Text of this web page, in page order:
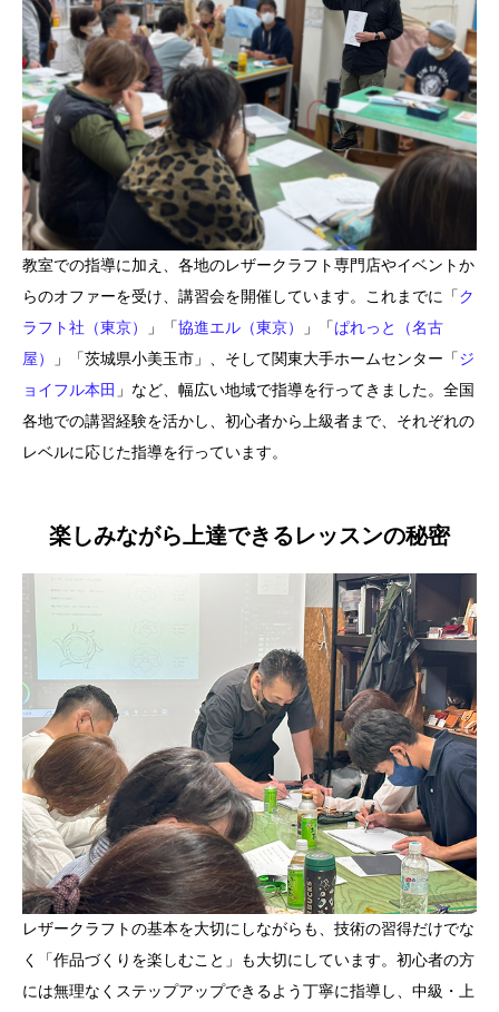
教室での指導に加え、各地のレザークラフト専門店やイベントか
らのオファーを受け、講習会を開催しています。これまでに「 ク
ラフト社（東京）
」「協進エル（東京） 」「ぱれっと（名古
屋）
」「茨城県小美玉市」、そして関東大手ホームセンター「 ジ
ョイフル本田 」など、幅広い地域で指導を行ってきました。全国
各地での講習経験を活かし、初心者から上級者まで、それぞれの
レベルに応じた指導を行っています。
楽しみながら上達できるレッスンの秘密
レザークラフトの基本を大切にしながらも、技術の習得だけでな
く「作品づくりを楽しむこと」も大切にしています。初心者の方
には無理なくステップアップできるよう丁寧に指導し、中級・上